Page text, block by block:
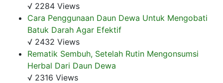
√ 2284 Views
Cara Penggunaan Daun Dewa Untuk Mengobati
Batuk Darah Agar Efektif
√ 2432 Views
Rematik Sembuh, Setelah Rutin Mengonsumsi
Herbal Dari Daun Dewa
√ 2316 Views